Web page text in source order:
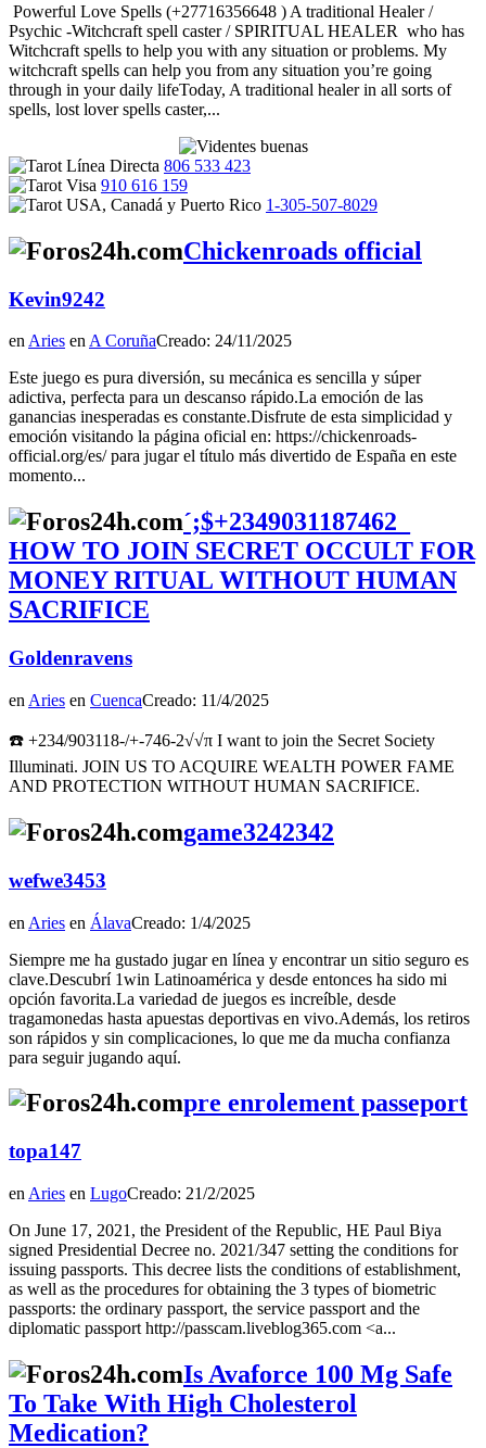
Powerful Love Spells (+27716356648 ) A traditional Healer /
Psychic -Witchcraft spell caster / SPIRITUAL HEALER who has
Witchcraft spells to help you with any situation or problems. My
witchcraft spells can help you from any situation you’re going
through in your daily lifeToday, A traditional healer in all sorts of
spells, lost lover spells caster,...
806 533 423
910 616 159
1-305-507-8029
Chickenroads official
Kevin9242
enAries enA CoruñaCreado: 24/11/2025
Este juego es pura diversión, su mecánica es sencilla y súper
adictiva, perfecta para un descanso rápido.La emoción de las
ganancias inesperadas es constante.Disfrute de esta simplicidad y
emoción visitando la página oficial en: https://chickenroads-
official.org/es/ para jugar el título más divertido de España en este
momento...
´;$+2349031187462_
HOW TO JOIN SECRET OCCULT FOR
MONEY RITUAL WITHOUT HUMAN
SACRIFICE
Goldenravens
en Aries en CuencaCreado: 11/4/2025
☎️ +234/903118-/+-746-2√√π I want to join the Secret Society
Illuminati. JOIN US TO ACQUIRE WEALTH POWER FAME
AND PROTECTION WITHOUT HUMAN SACRIFICE.
game3242342
wefwe3453
en Aries en ÁlavaCreado: 1/4/2025
Siempre me ha gustado jugar en línea y encontrar un sitio seguro es
clave.Descubrí 1win Latinoamérica y desde entonces ha sido mi
opción favorita.La variedad de juegos es increíble, desde
tragamonedas hasta apuestas deportivas en vivo.Además, los retiros
son rápidos y sin complicaciones, lo que me da mucha confianza
para seguir jugando aquí.
pre enrolement passeport
topa147
en Aries en LugoCreado: 21/2/2025
On June 17, 2021, the President of the Republic, HE Paul Biya
signed Presidential Decree no. 2021/347 setting the conditions for
issuing passports. This decree lists the conditions of establishment,
as well as the procedures for obtaining the 3 types of biometric
passports: the ordinary passport, the service passport and the
diplomatic passport http://passcam.liveblog365.com <a...
Is Avaforce 100 Mg Safe
To Take With High Cholesterol
Medication?